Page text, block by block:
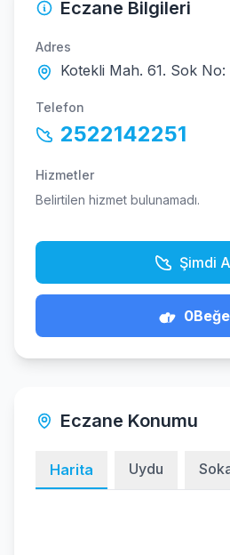
Eczane Bilgileri
Adres
Kotekli Mah. 61. Sok No:
Telefon
2522142251
Hizmetler
Belirtilen hizmet bulunamadı.
Şimdi
0
Eczane Konumu
Harita Uydu